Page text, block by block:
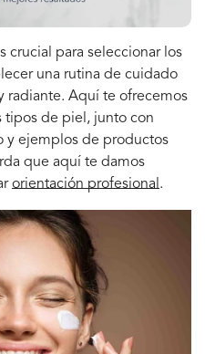
para seleccionar los
una rutina de cuidado
radiante. Aquí te ofrecemos
tipos de piel, junto con
y ejemplos de productos
que aquí te damos
orientación profesional .